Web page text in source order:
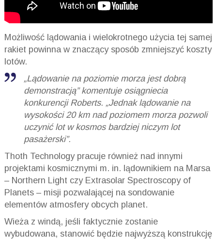
Możliwość lądowania i wielokrotnego użycia tej samej
rakiet powinna w znaczący sposób zmniejszyć koszty
lotów.
„Lądowanie na poziomie morza jest dobrą
demonstracją” komentuje osiągniecia
konkurencji Roberts. „Jednak lądowanie na
wysokości 20 km nad poziomem morza pozwoli
uczynić lot w kosmos bardziej niczym lot
pasażerski”.
Thoth Technology pracuje również nad innymi
projektami kosmicznymi m. in. lądownikiem na Marsa
– Northern Light czy Extrasolar Spectroscopy of
Planets – misji pozwalającej na sondowanie
elementów atmosfery obcych planet.
Wieża z windą, jeśli faktycznie zostanie
wybudowana, stanowić będzie najwyższą konstrukcję